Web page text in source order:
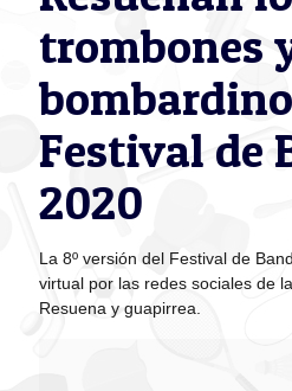
trombones
Festival de
2020
La 8º versión del Festival de
virtual por las redes sociales de
Resuena y guapirrea.